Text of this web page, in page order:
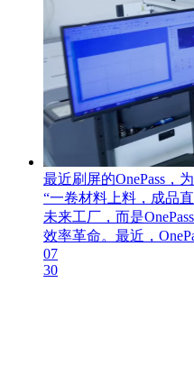
最近刷屏的OnePass，
“一卷材料上料，成品
未来工厂，而是
效率革命。最近，
07
30